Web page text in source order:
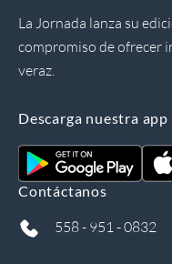
La Jornada lanza su
compromiso de ofrecer
veraz.
Descarga nuestra app
Contáctanos
558 - 951 - 0832